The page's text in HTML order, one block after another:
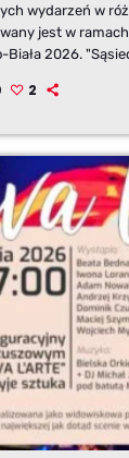
wydarzeń w
jest w
2026.
2